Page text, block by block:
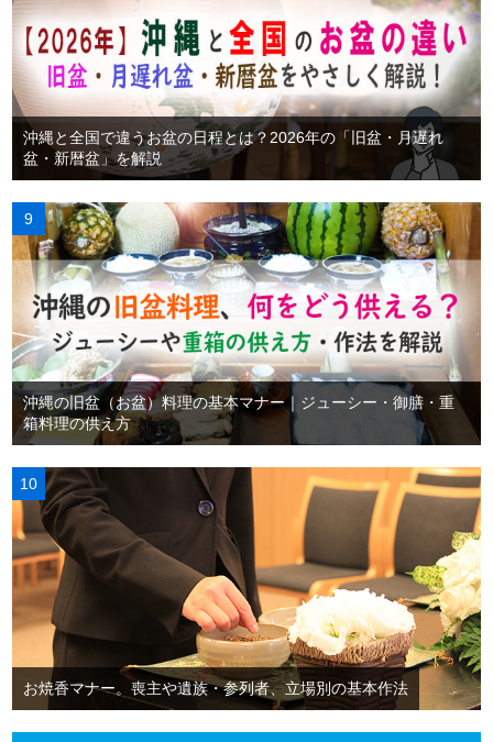
沖縄と全国で違うお盆の日程とは？2026年の「旧盆・月遅れ
盆・新暦盆」を解説
沖縄の旧盆（お盆）料理の基本マナー｜ジューシー・御膳・重
箱料理の供え方
お焼香マナー。喪主や遺族・参列者、立場別の基本作法